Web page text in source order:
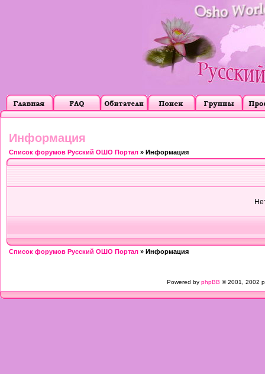
Информация
Список форумов Русский ОШО Портал » Информация
Список форумов Русский ОШО Портал » Информация
Powered by phpBB © 2001, 2002